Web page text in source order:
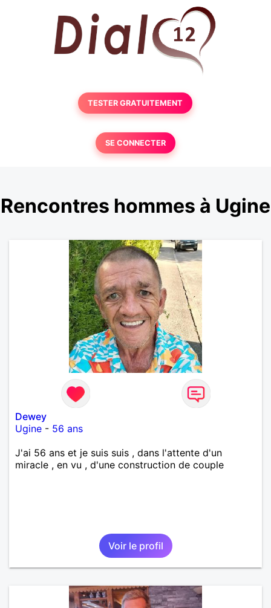
TESTER GRATUITEMENT
SE CONNECTER
Rencontres hommes à Ugine
Dewey
Ugine - 56 ans
J'ai 56 ans et je suis suis , dans l'attente d'un
miracle , en vu , d'une construction de couple
Voir le profil